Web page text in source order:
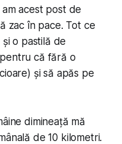
acest post de
zac în pace. Tot ce
o pastilă de
că fără o
și să apăs pe
dimineață mă
de 10 kilometri.